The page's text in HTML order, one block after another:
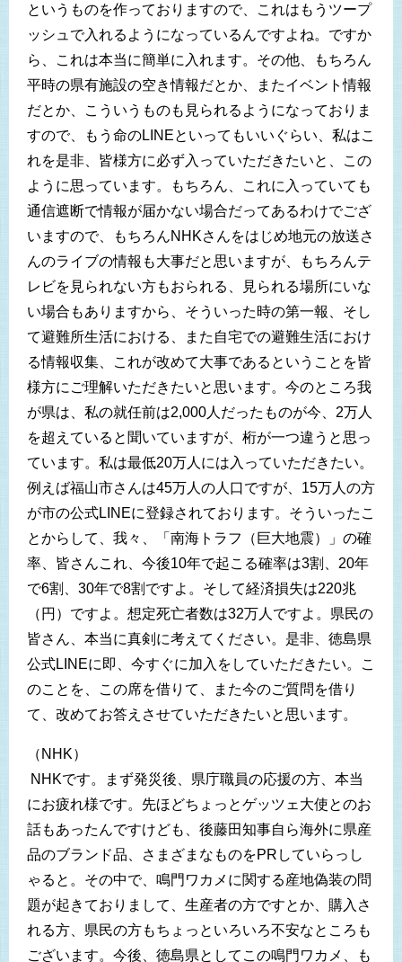
というものを作っておりますので、これはもうツープ
ッシュで入れるようになっているんですよね。ですか
ら、これは本当に簡単に入れます。その他、もちろん
平時の県有施設の空き情報だとか、またイベント情報
だとか、こういうものも見られるようになっておりま
すので、もう命のLINEといってもいいぐらい、私はこ
れを是非、皆様方に必ず入っていただきたいと、この
ように思っています。もちろん、これに入っていても
通信遮断で情報が届かない場合だってあるわけでござ
いますので、もちろんNHKさんをはじめ地元の放送さ
んのライブの情報も大事だと思いますが、もちろんテ
レビを見られない方もおられる、見られる場所にいな
い場合もありますから、そういった時の第一報、そし
て避難所生活における、また自宅での避難生活におけ
る情報収集、これが改めて大事であるということを皆
様方にご理解いただきたいと思います。今のところ我
が県は、私の就任前は2,000人だったものが今、2万人
を超えていると聞いていますが、桁が一つ違うと思っ
ています。私は最低20万人には入っていただきたい。
例えば福山市さんは45万人の人口ですが、15万人の方
が市の公式LINEに登録されております。そういったこ
とからして、我々、「南海トラフ（巨大地震）」の確
率、皆さんこれ、今後10年で起こる確率は3割、20年
で6割、30年で8割ですよ。そして経済損失は220兆
（円）ですよ。想定死亡者数は32万人ですよ。県民の
皆さん、本当に真剣に考えてください。是非、徳島県
公式LINEに即、今すぐに加入をしていただきたい。こ
のことを、この席を借りて、また今のご質問を借り
て、改めてお答えさせていただきたいと思います。
（NHK）
NHKです。まず発災後、県庁職員の応援の方、本当
にお疲れ様です。先ほどちょっとゲッツェ大使とのお
話もあったんですけども、後藤田知事自ら海外に県産
品のブランド品、さまざまなものをPRしていらっし
ゃると。その中で、鳴門ワカメに関する産地偽装の問
題が起きておりまして、生産者の方ですとか、購入さ
れる方、県民の方もちょっといろいろ不安なところも
ございます。今後、徳島県としてこの鳴門ワカメ、も